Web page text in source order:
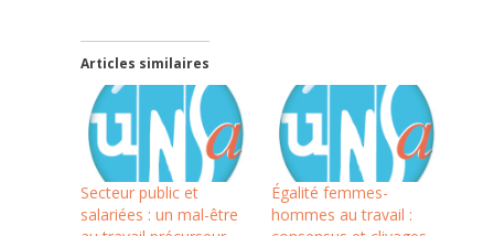
Articles similaires
Secteur public et
salariées : un mal-être
Égalité femmes-
hommes au travail :